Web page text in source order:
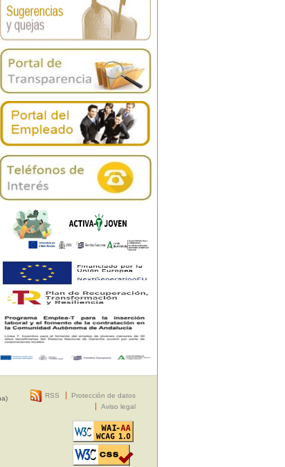
RSS
Protección de datos
Aviso legal